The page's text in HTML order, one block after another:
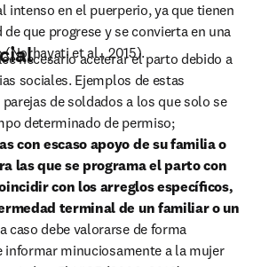
intenso en el puerperio, ya que tienen
que progrese y se convierta en una
et al., 2015).
necesario acelerar el parto debido a
sociales. Ejemplos de estas
de soldados a los que solo se
determinado de permiso;
con escaso apoyo de su familia o
las que se programa el parto con
con los arreglos especíﬁcos,
terminal de un familiar o un
caso debe valorarse de forma
informar minuciosamente a la mujer